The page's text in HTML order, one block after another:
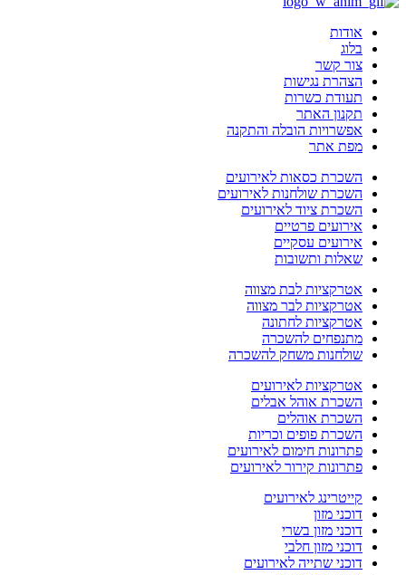
אודות
בלוג
צור קשר
הצהרת נגישות
תעודת כשרות
תקנון האתר
אפשרויות הובלה והתקנה
מפת אתר
השכרת כסאות לאירועים
השכרת שולחנות לאירועים
השכרת ציוד לאירועים
אירועים פרטיים
אירועים עסקיים
שאלות ותשובות
אטרקציות לבת מצווה
אטרקציות לבר מצווה
אטרקציות לחתונה
מתנפחים להשכרה
שולחנות משחק להשכרה
אטרקציות לאירועים
השכרת אוהל אבלים
השכרת אוהלים
השכרת פופים וכריות
פתרונות חימום לאירועים
פתרונות קירור לאירועים
קייטרינג לאירועים
דוכני מזון
דוכני מזון בשרי
דוכני מזון חלבי
דוכני שתייה לאירועים